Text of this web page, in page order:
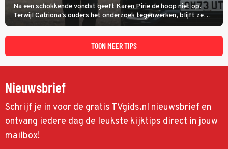
Na een schokkende vondst geeft Karen Pirie de hoop niet op.
Terwijl Catriona's ouders het onderzoek tegenwerken, blijft ze
speuren naar Adam. In deze slotaflevering van Karen Pirie leidt het
spoor via Frankrijk en Italië naar Malta.
TOON MEER TIPS
Nieuwsbrief
Schrijf je in voor de gratis TVgids.nl nieuwsbrief en
ontvang iedere dag de leukste kijktips direct in jouw
mailbox!